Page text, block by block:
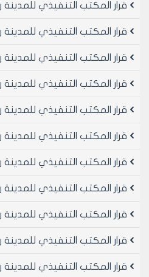
قرار المكتب التنفيذي للمدينة رقم 100 لعام
قرار المكتب التنفيذي للمدينة رقم 12 لعام
قرار المكتب التنفيذي للمدينة رقم 134 لعام
قرار المكتب التنفيذي للمدينة رقم 14 لعام
قرار المكتب التنفيذي للمدينة رقم 158 لعام
قرار المكتب التنفيذي للمدينة رقم 162 لعام
قرار المكتب التنفيذي للمدينة رقم 163 لعام
قرار المكتب التنفيذي للمدينة رقم 189 لعام
قرار المكتب التنفيذي للمدينة رقم 192 لعام
قرار المكتب التنفيذي للمدينة رقم 2 لعام
قرار المكتب التنفيذي للمدينة رقم 224 لعام